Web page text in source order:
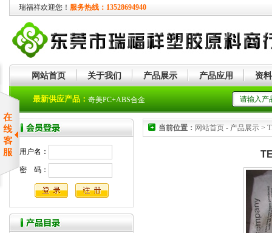
瑞福祥欢迎您！ 服务热线：13528694940
网站首页 关于我们 产品展示 产品应用 资
最新供应产品： 奇美PC+ABS合金
用户名：
密 码：
当前位置： 网站首页 - 产品展示 >